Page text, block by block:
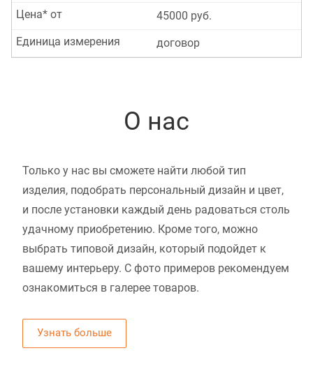
45000 руб.
Цена* от
договор
Единица измерения
О нас
Только у нас вы сможете найти любой тип
изделия, подобрать персональный дизайн и цвет,
и после установки каждый день радоваться столь
удачному приобретению. Кроме того, можно
выбрать типовой дизайн, который подойдет к
вашему интерьеру. С фото примеров рекомендуем
ознакомиться в галерее товаров.
Узнать больше